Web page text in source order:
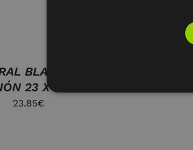
BLANCO RESINA
23 X 22 X 11 CM
23.85€